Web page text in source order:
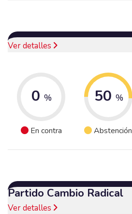
Ver detalles
0 %
En contra
50 %
Abstención
Partido Cambio Radical
Ver detalles